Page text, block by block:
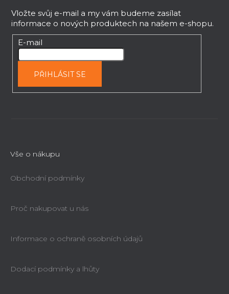
Vložte svůj e-mail a my vám budeme zasílat
informace o nových produktech na našem e-shopu.
E-mail
PŘIHLÁSIT SE
Vše o nákupu
Obchodní podmínky
Proč nakupovat u nás
Informace o ochraně osobních údajů
Dodací podmínky a lhůty